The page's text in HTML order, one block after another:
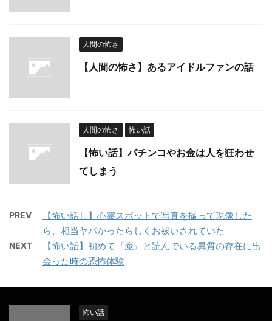
人間の怖さ
【人間の怖さ】あるアイドルファンの話
人間の怖さ 怖い話
【怖い話】パチンコやお金は人を狂わせ
てしまう
PREV
【怖い話し】心霊スポットで写真を撮って現像した
ら、相当ヤバかったらしくお祓いされていた
NEXT
【怖い話】初めて『魔』と読んでいる異質の存在に出
会った時の恐怖体験
怖い話